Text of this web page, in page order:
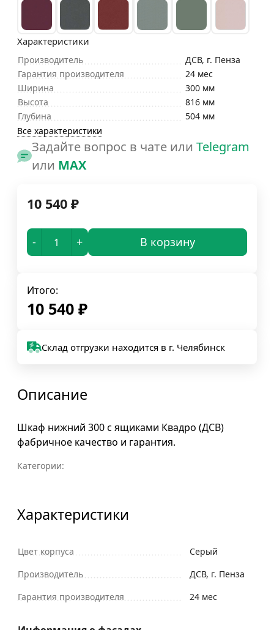
Характеристики
Производитель
ДСВ, г. Пенза
Гарантия производителя
24 мес
Ширина
300 мм
Высота
816 мм
Глубина
504 мм
Все характеристики
Задайте вопрос в чате или Telegram
или MAX
10 540 ₽
- + В корзину
Итого:
10 540 ₽
Склад отгрузки находится в г. Челябинск
Описание
Шкаф нижний 300 с ящиками Квадро (ДСВ)
фабричное качество и гарантия.
Категории:
Характеристики
Цвет корпуса
Серый
Производитель
ДСВ, г. Пенза
Гарантия производителя
24 мес